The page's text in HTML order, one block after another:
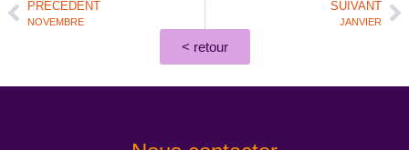
PRÉCÉDENT
NOVEMBRE
SUIVANT
JANVIER
< retour